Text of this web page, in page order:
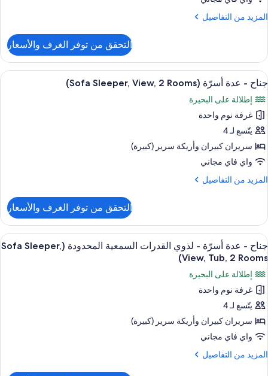
أسرّة
القدرات
السمعية
المحدودة
(Sofa
Sleeper,
2
Rooms)
المزيد من التفاصيل
المزيد
جناح
عدة
أسرّة
-
لذوي
القدرات
السمعية
المحدودة
(Sofa
Sleeper,
2
Rooms)
التحقق من توفر الغرف والأسعار
استعراض
جميع
صور
جناح
-
عدة
أسرّة
(Sofa
Sleeper,
Rooms)
أغطية فراش متميزة وخزنة داخل
4
جناح - عدة أسرّة (Sofa Sleeper, View, 2 Rooms)
إطلالة على البحيرة
غرفة نوم واحدة
يتّسع لـ 4
سريران كبيران‫‬ وأريكة سرير (كبيرة)
واي فاي مجاني
المزيد من التفاصيل
المزيد
جناح
عدة
أسرّة
Sleeper,
View,
2
Rooms)
التحقق من توفر الغرف والأسعار
استعراض
جميع
جناح
-
عدة
أسرّة
-
لذوي
القدرات
أغطية فراش متميزة وخزنة داخل
4
جناح - عدة أسرّة - لذوي القدرات السمعية المحدودة (Sofa Sleeper,
View, Tub, 2 Rooms)
إطلالة على البحيرة
غرفة نوم واحدة
يتّسع لـ 4
سريران كبيران‫‬ وأريكة سرير (كبيرة)
واي فاي مجاني
المزيد من التفاصيل
المزيد